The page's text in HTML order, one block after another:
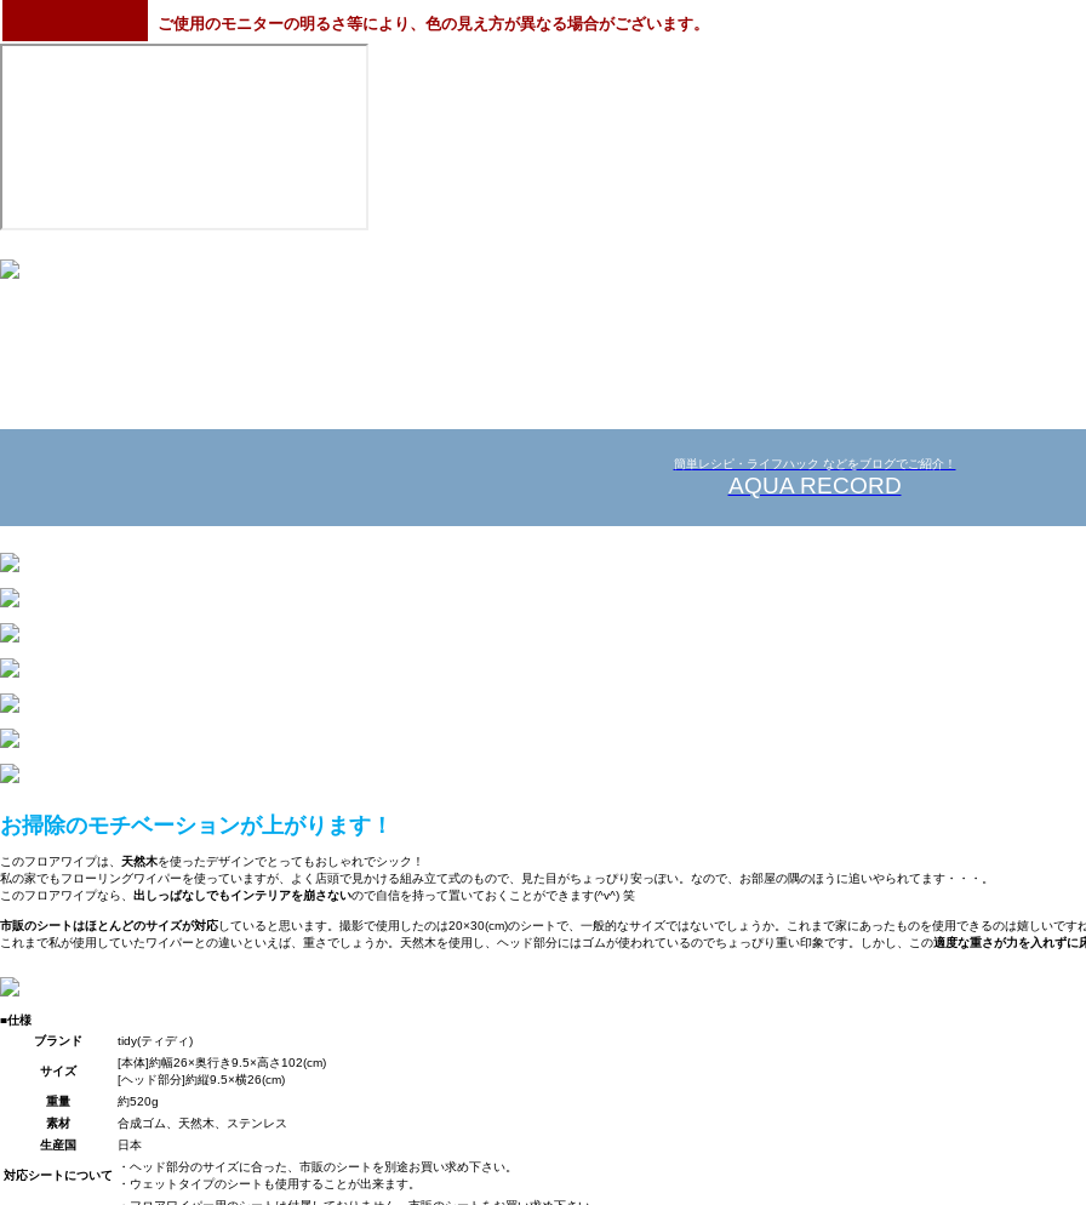
ご使用のモニターの明るさ等により、色の見え方が異なる場合がございます。
簡単レシピ・ライフハック などをブログでご紹介！
AQUA RECORD
お掃除のモチベーションが上がります！
このフロアワイプは、 天然木を使ったデザインでとってもおしゃれでシック！
私の家でもフローリングワイパーを使っていますが、よく店頭で見かける組み立て式のもので、見た目がちょっぴり安っぽい。なので、お部屋の隅のほうに追いやられてます・・・。
このフロアワイプなら、 出しっぱなしでもインテリアを崩さないので自信を持って置いておくことができます(^v^) 笑
市販のシートはほとんどのサイズが対応していると思います。撮影で使用したのは20×30(cm)のシートで、一般的なサイズではないでしょうか。これまで家にあったものを使用できるのは嬉しいですね
これまで私が使用していたワイパーとの違いといえば、重さでしょうか。天然木を使用し、ヘッド部分にはゴムが使われているのでちょっぴり重い印象です。しかし、この適度な重さが力を入れずに
■仕様
ブランド
tidy(ティディ)
サイズ
[本体]約幅26×奥行き9.5×高さ102(cm)
[ヘッド部分]約縦9.5×横26(cm)
重量
約520g
素材
合成ゴム、天然木、ステンレス
生産国
日本
対応シートについて
・ヘッド部分のサイズに合った、市販のシートを別途お買い求め下さい。
・ウェットタイプのシートも使用することが出来ます。